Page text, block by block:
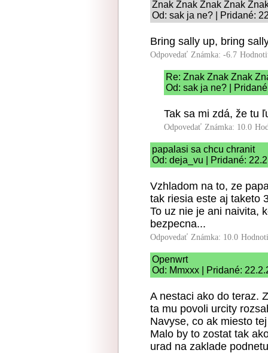
Znak Znak Znak Znak
Od: sak ja ne? | Pridané:
Bring sally up, bring
Odpovedať Známka: -6.7
Re: Znak Znak Znak
Od: sak ja ne? |
Tak sa mi zdá, že tu
Odpovedať Známka: 10.0
papalasi sa chcu chranit
Od: deja_vu | Pridané:
Vzhladom na to, ze
tak riesia este aj taketo
To uz nie je ani naivita,
bezpecna...
Odpovedať Známka: 10.0
Openwrt
Od: Mmxxx | Pridané:
A nestaci ako do teraz.
ta mu povoli urcity
Navyse, co ak miesto
Malo by to zostat tak
urad na zaklade